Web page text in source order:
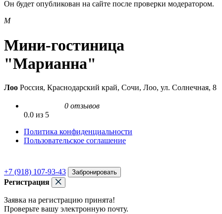
Он будет опубликован на сайте после проверки модератором.
М
Мини-гостиница
"Марианна"
Лоо Россия, Краснодарский край, Сочи, Лоо, ул. Солнечная, 8
0 отзывов
0.0 из 5
Политика конфиденциальности
Пользовательское соглашение
+7 (918) 107-93-43 Забронировать
Регистрация
Заявка на регистрацию принята!
Проверьте вашу электронную почту.